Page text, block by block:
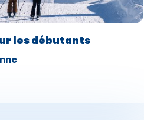
les débutants